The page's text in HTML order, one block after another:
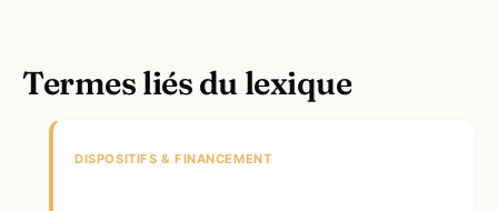
Termes liés du lexique
DISPOSITIFS & FINANCEMENT